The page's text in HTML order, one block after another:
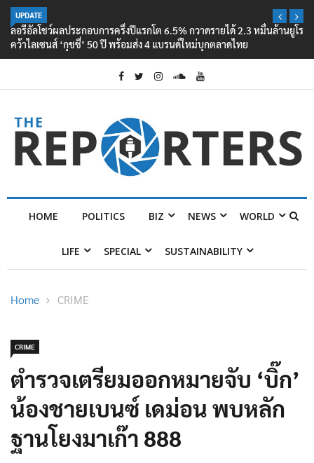
UPDATE
ลอรีอัลโชว์ผลประกอบการครึ่งปีแรกโต 6.5% กวาดรายได้ 2.3 หมื่นล้านยูโร
คว้าไลเซนส์ ‘กุชชี่’ 50 ปี พร้อมส่ง 4 แบรนด์ใหม่บุกตลาดไทย
HOME POLITICS BIZ NEWS WORLD
LIFE SPECIAL SUSTAINABILITY
Home CRIME
CRIME
ตำรวจเตรียมออกหมายจับ ‘บิ๊ก’
น้องชายเบนซ์ เดม่อน พบหลัก
ฐานโยงมาเก๊า 888